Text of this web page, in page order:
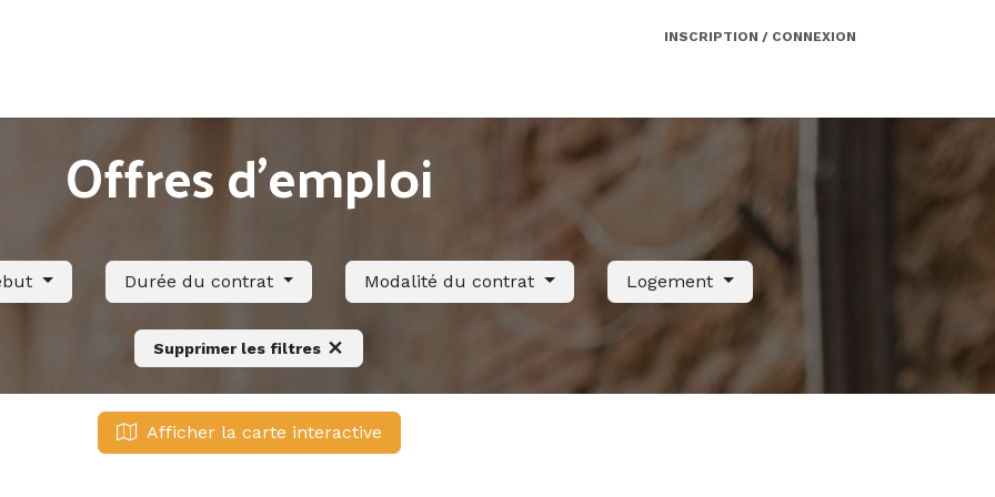
INSCRIPTION / CONNEXION
Offres d'emploi
Durée du contrat Modalité du contrat Logement
Supprimer les filtres
Afficher la carte interactive